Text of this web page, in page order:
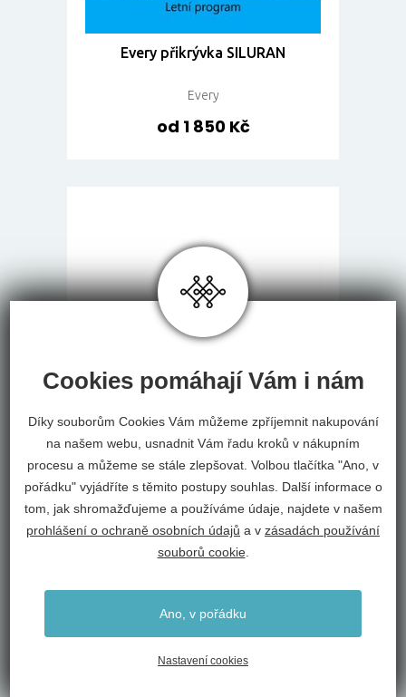
Every přikrývka SILURAN
Every
od 1 850 Kč
Dětská přikrývka MIMI COTTON
Every
Cookies pomáhají Vám i nám
Díky souborům Cookies Vám můžeme zpříjemnit nakupování
na našem webu, usnadnit Vám řadu kroků v nákupním
procesu a můžeme se stále zlepšovat. Volbou tlačítka "Ano, v
pořádku" vyjádříte s těmito postupy souhlas. Další informace o
tom, jak shromažďujeme a používáme údaje, najdete v našem
prohlášení o ochraně osobních údajů a v zásadách používání
souborů cookie.
Ano, v pořádku
Nastavení cookies